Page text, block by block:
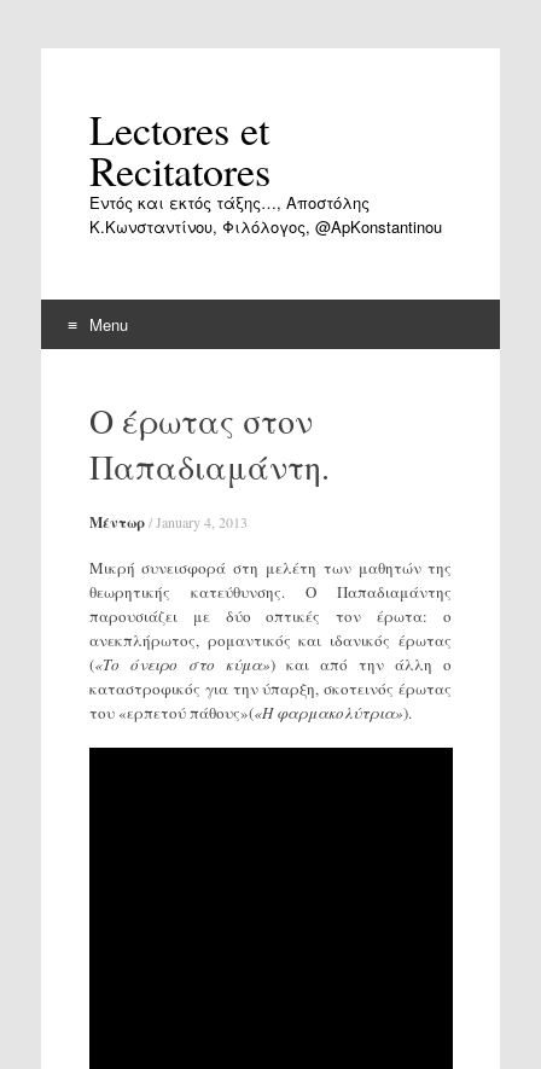
Lectores et
Recitatores
Εντός και εκτός τάξης…, Αποστόλης
Κ.Κωνσταντίνου, Φιλόλογος, @ApKonstantinou
Menu
contentΟ έρωτας στον
Παπαδιαμάντη.
Μέντωρ/ January 4, 2013
Μικρή συνεισφορά στη μελέτη των μαθητών της
θεωρητικής κατεύθυνσης. Ο Παπαδιαμάντης
παρουσιάζει με δύο οπτικές τον έρωτα: ο
ανεκπλήρωτος, ρομαντικός και ιδανικός έρωτας
(«Το όνειρο στο κύμα») και από την άλλη ο
καταστροφικός για την ύπαρξη, σκοτεινός έρωτας
του «ερπετού πάθους»(«Η φαρμακολύτρια»).